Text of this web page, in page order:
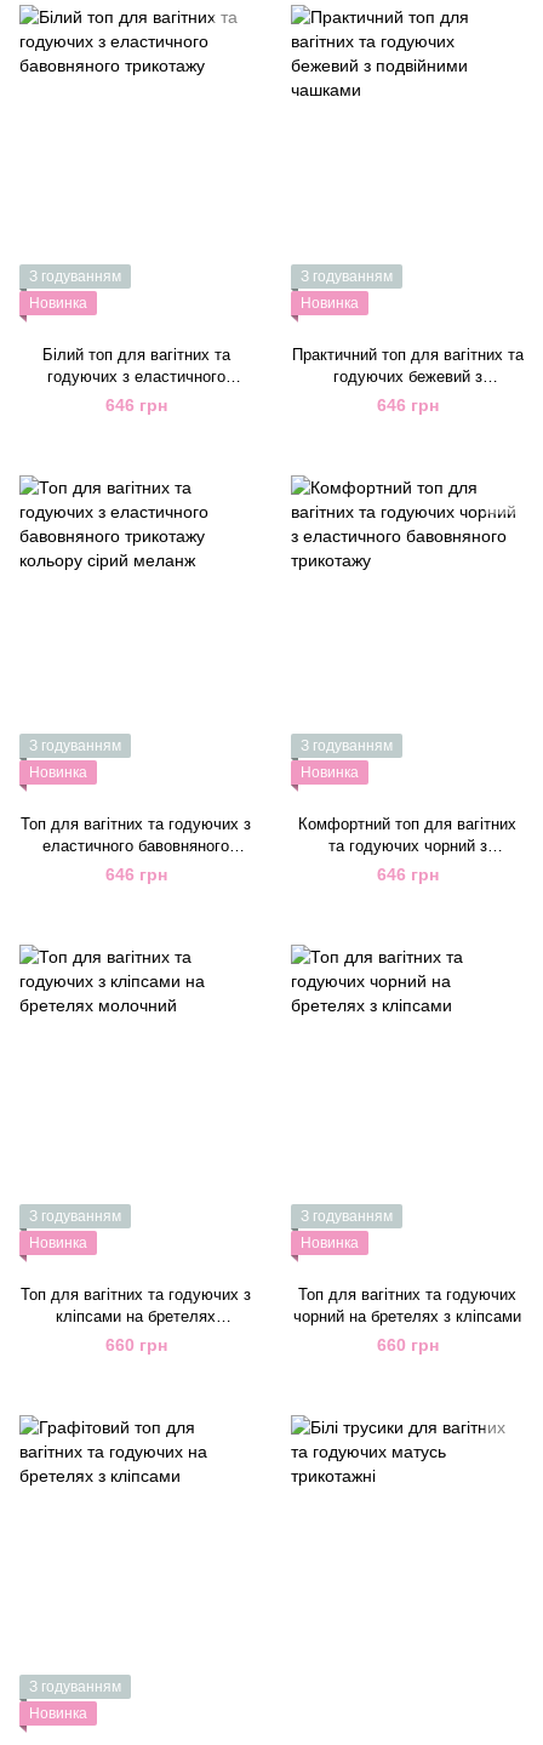
З годуванням
Новинка
Білий топ для вагітних та
годуючих з еластичного
бавовняного трикотажу
646 грн
З годуванням
Новинка
Практичний топ для вагітних та
годуючих бежевий з
подвійними чашками
646 грн
З годуванням
Новинка
Топ для вагітних та годуючих з
еластичного бавовняного
трикотажу кольору сірий
меланж
646 грн
З годуванням
Новинка
Комфортний топ для вагітних
та годуючих чорний з
еластичного бавовняного
трикотажу
646 грн
З годуванням
Новинка
Топ для вагітних та годуючих з
кліпсами на бретелях
молочний
660 грн
З годуванням
Новинка
Топ для вагітних та годуючих
чорний на бретелях з кліпсами
660 грн
З годуванням
Новинка